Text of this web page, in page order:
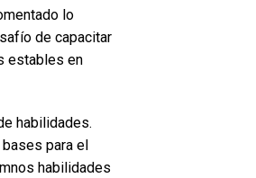
lo
de capacitar
estables en
habilidades.
para el
habilidades